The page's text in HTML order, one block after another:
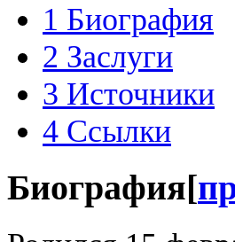
1 Биография
2 Заслуги
3 Источники
4 Ссылки
Биография[